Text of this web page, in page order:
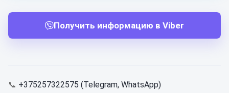
Получить информацию в Viber
📞 +375257322575 (Telegram, WhatsApp)